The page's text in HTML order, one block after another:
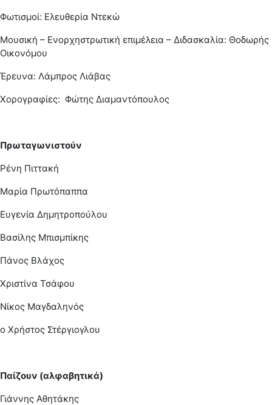
Φωτισμοί: Ελευθερία Ντεκώ
Μουσική – Ενορχηστρωτική επιμέλεια – Διδασκαλία: Θοδωρής
Οικονόμου
Έρευνα: Λάμπρος Λιάβας
Χορογραφίες: Φώτης Διαμαντόπουλος
Πρωταγωνιστούν
Ρένη Πιττακή
Μαρία Πρωτόπαππα
Ευγενία Δημητροπούλου
Βασίλης Μπισμπίκης
Πάνος Βλάχος
Χριστίνα Τσάφου
Νίκος Μαγδαληνός
ο Χρήστος Στέργιογλου
Παίζουν (αλφαβητικά)
Γιάννης Αθητάκης